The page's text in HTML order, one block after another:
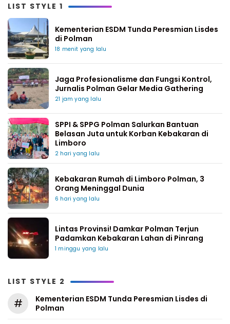
LIST STYLE 1
Kementerian ESDM Tunda Peresmian Lisdes
di Polman
18 menit yang lalu
Jaga Profesionalisme dan Fungsi Kontrol,
Jurnalis Polman Gelar Media Gathering
21 jam yang lalu
SPPI & SPPG Polman Salurkan Bantuan
Belasan Juta untuk Korban Kebakaran di
Limboro
2 hari yang lalu
Kebakaran Rumah di Limboro Polman, 3
Orang Meninggal Dunia
6 hari yang lalu
Lintas Provinsi! Damkar Polman Terjun
Padamkan Kebakaran Lahan di Pinrang
1 minggu yang lalu
LIST STYLE 2
#
Kementerian ESDM Tunda Peresmian Lisdes di
Polman